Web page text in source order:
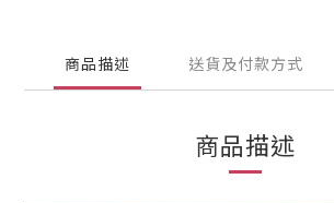
商品描述 送貨及付款方式
商品描述